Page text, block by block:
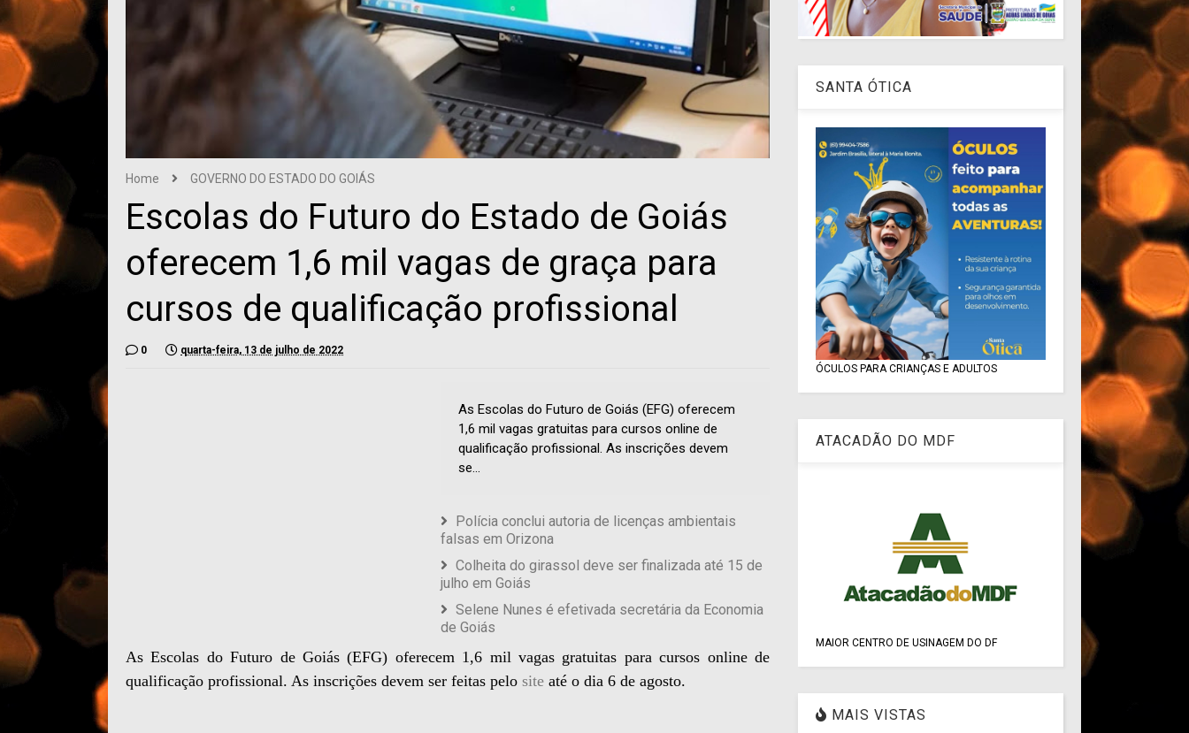
Home GOVERNO DO ESTADO DO GOIÁS
Escolas do Futuro do Estado de Goiás
oferecem 1,6 mil vagas de graça para
cursos de qualificação profissional
0 quarta-feira, 13 de julho de 2022
As Escolas do Futuro de Goiás (EFG) oferecem
1,6 mil vagas gratuitas para cursos online de
qualificação profissional. As inscrições devem
se...
Polícia conclui autoria de licenças ambientais
falsas em Orizona
Colheita do girassol deve ser finalizada até 15 de
julho em Goiás
Selene Nunes é efetivada secretária da Economia
de Goiás
As Escolas do Futuro de Goiás (EFG) oferecem 1,6 mil vagas gratuitas para cursos online de
qualificação profissional. As inscrições devem ser feitas pelo site até o dia 6 de agosto.
SANTA ÓTICA
ÓCULOS PARA CRIANÇAS E ADULTOS
ATACADÃO DO MDF
MAIOR CENTRO DE USINAGEM DO DF
MAIS VISTAS